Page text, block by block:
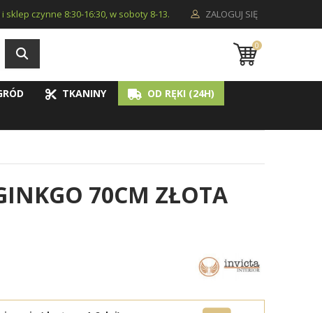
ZALOGUJ SIĘ
sklep czynne 8:30-16:30, w soboty 8-13.
0
TKANINY
OD RĘKI (24H)
70CM ZŁOTA